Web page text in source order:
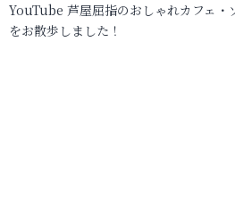
YouTube 芦屋屈指のおしゃれカフェ・
をお散歩しました！